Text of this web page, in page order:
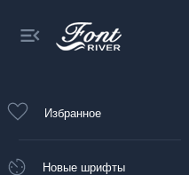
Избранное
Новые шрифты